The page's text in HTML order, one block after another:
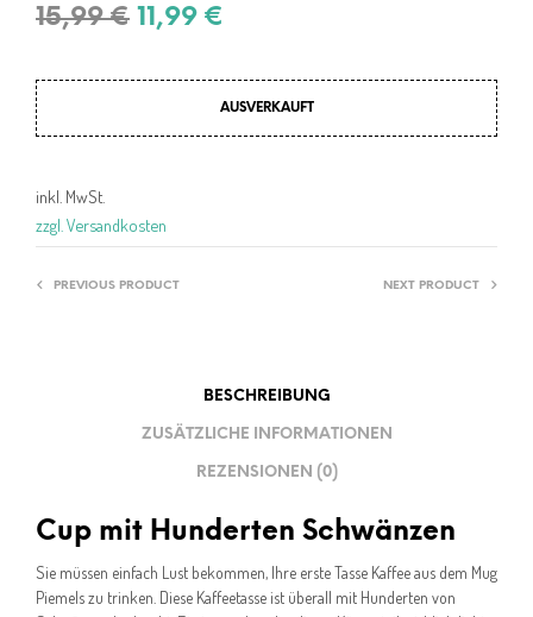
15,99€ Ursprünglicher
15,99 €
11,99 €
ist:
11,99 €.
AUSVERKAUFT
inkl. MwSt.
zzgl. Versandkosten
PREVIOUS PRODUCT NEXT PRODUCT
BESCHREIBUNG
ZUSÄTZLICHE INFORMATIONEN
REZENSIONEN (0)
Cup mit Hunderten Schwänzen
Sie müssen einfach Lust bekommen, Ihre erste Tasse Kaffee aus dem Mug
Piemels zu trinken. Diese Kaffeetasse ist überall mit Hunderten von